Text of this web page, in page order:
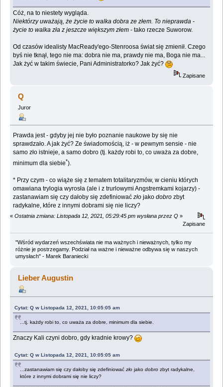
Cóż, na to niestety wygląda.
Niektórzy uważają, że życie to walka dobra ze złem. To nieprawda -
życie to walka zła z jeszcze większym złem - tako rzecze Suworow.
Od czasów idealisty MacReady'ego-Stenroosa świat się zmienił. Czego
byś nie tknął, tego nie ma: dobra nie ma, prawdy nie ma, Boga nie ma...
Jak żyć w takim świecie, Pani Administratorko? Jak żyć?
Zapisane
Q
Juror
Prawda jest - gdyby jej nie było poznanie naukowe by się nie
sprawdzało. A jak żyć? Ze świadomością, iż - w pewnym sensie - nie
samo zło istnieje, a samo dobro (tj. każdy robi to, co uważa za dobre,
minimum dla siebie*).
* Przy czym - co wiąże się z tematem totalitaryzmów, w cieniu których
omawiana trylogia wyrosła (ale i z trurlowymi Angstremkami kojarzy) -
zastanawiam się czy dałoby się zdefiniowaćzło jakodobro zbyt
radykalne, które z innymi dobrami się nie liczy?
« Ostatnia zmiana: Listopada 12, 2021, 05:29:45 pm wysłana przez Q »
Zapisane
"Wśród wydarzeń wszechświata nie ma ważnych i nieważnych, tylko my
różnie je postrzegamy. Podział na ważne i nieważne odbywa się w naszych
umysłach" - Marek Baraniecki
Lieber Augustin
Cytat: Q w Listopada 12, 2021, 10:05:05 am
...tj. każdy robi to, co uważa za dobre, minimum dla siebie.
Znaczy Kali czyni dobro, gdy kradnie krowy?
Cytat: Q w Listopada 12, 2021, 10:05:05 am
...zastanawiam się czy dałoby się zdefiniowaćzło jakodobro zbyt radykalne,
które z innymi dobrami się nie liczy?